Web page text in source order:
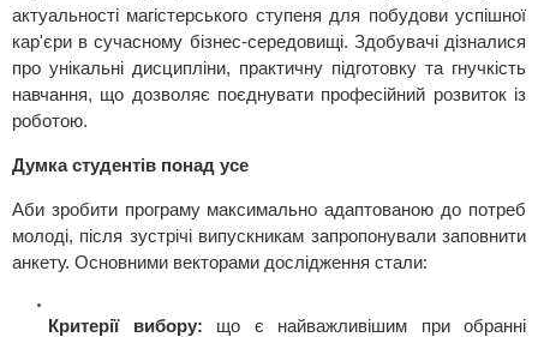
актуальності магістерського ступеня для побудови успішної
кар'єри в сучасному бізнес-середовищі. Здобувачі дізналися
про унікальні дисципліни, практичну підготовку та гнучкість
навчання, що дозволяє поєднувати професійний розвиток із
роботою.
Думка студентів понад усе
Аби зробити програму максимально адаптованою до потреб
молоді, після зустрічі випускникам запропонували заповнити
анкету. Основними векторами дослідження стали:
Критерії вибору: що є найважливішим при обранні